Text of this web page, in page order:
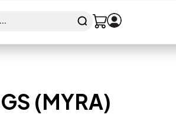
(MYRA)